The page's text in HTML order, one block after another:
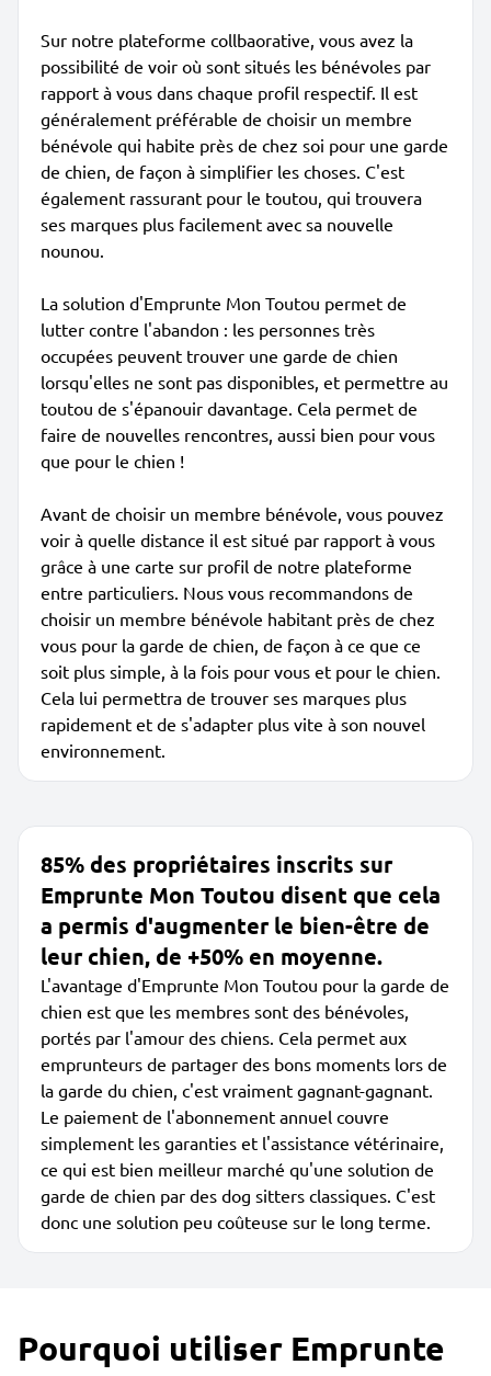
Sur notre plateforme collbaorative, vous avez la
possibilité de voir où sont situés les bénévoles par
rapport à vous dans chaque profil respectif. Il est
généralement préférable de choisir un membre
bénévole qui habite près de chez soi pour une garde
de chien, de façon à simplifier les choses. C'est
également rassurant pour le toutou, qui trouvera
ses marques plus facilement avec sa nouvelle
nounou.
La solution d'Emprunte Mon Toutou permet de
lutter contre l'abandon : les personnes très
occupées peuvent trouver une garde de chien
lorsqu'elles ne sont pas disponibles, et permettre au
toutou de s'épanouir davantage. Cela permet de
faire de nouvelles rencontres, aussi bien pour vous
que pour le chien !
Avant de choisir un membre bénévole, vous pouvez
voir à quelle distance il est situé par rapport à vous
grâce à une carte sur profil de notre plateforme
entre particuliers. Nous vous recommandons de
choisir un membre bénévole habitant près de chez
vous pour la garde de chien, de façon à ce que ce
soit plus simple, à la fois pour vous et pour le chien.
Cela lui permettra de trouver ses marques plus
rapidement et de s'adapter plus vite à son nouvel
environnement.
85% des propriétaires inscrits sur
Emprunte Mon Toutou disent que cela
a permis d'augmenter le bien-être de
leur chien, de +50% en moyenne.
L'avantage d'Emprunte Mon Toutou pour la garde de
chien est que les membres sont des bénévoles,
portés par l'amour des chiens. Cela permet aux
emprunteurs de partager des bons moments lors de
la garde du chien, c'est vraiment gagnant-gagnant.
Le paiement de l'abonnement annuel couvre
simplement les garanties et l'assistance vétérinaire,
ce qui est bien meilleur marché qu'une solution de
garde de chien par des dog sitters classiques. C'est
donc une solution peu coûteuse sur le long terme.
Pourquoi utiliser Emprunte